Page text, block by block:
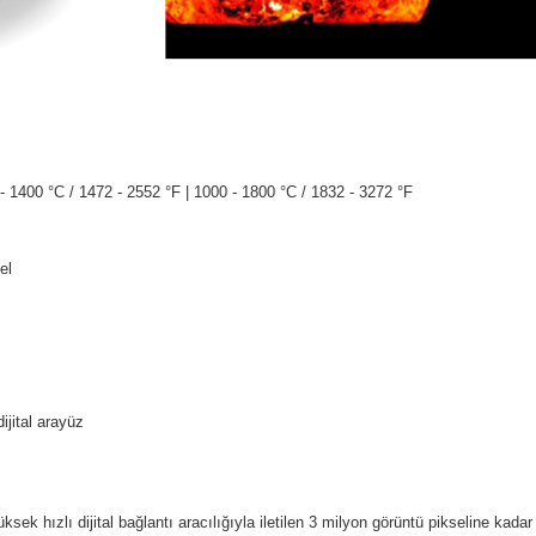
°C / 1472 - 2552 °F | 1000 - 1800 °C / 1832 - 3272 °F
arayüz
hızlı dijital bağlantı aracılığıyla iletilen 3 milyon görüntü pikseline kadar